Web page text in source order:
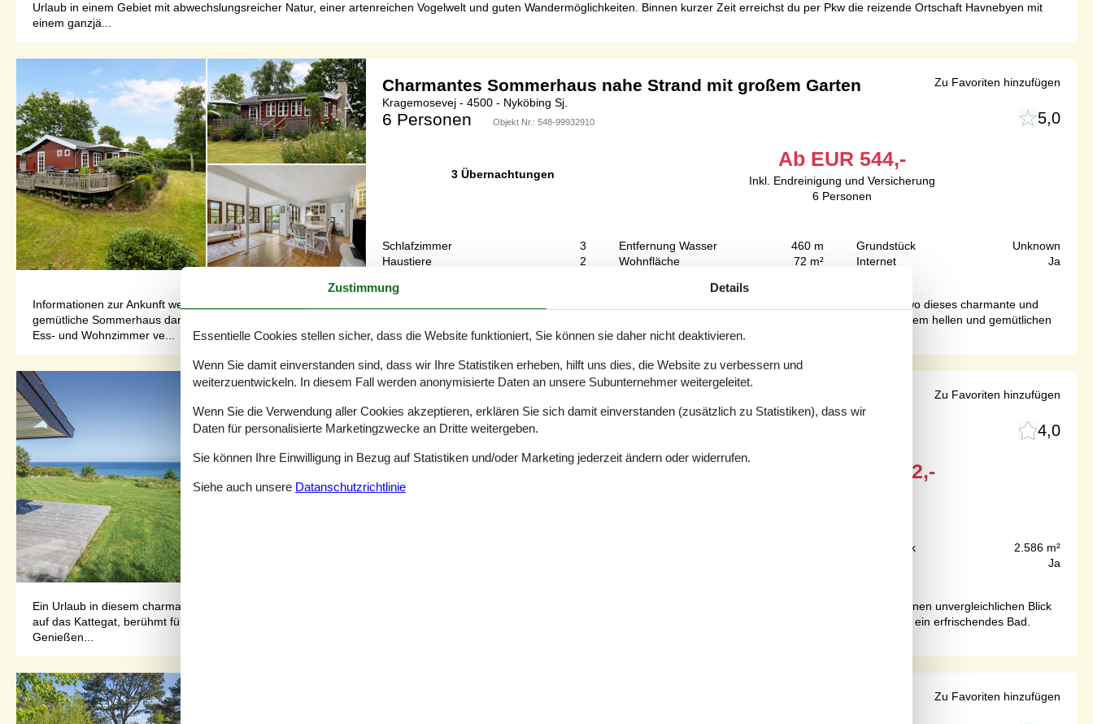
Urlaub in einem Gebiet mit abwechslungsreicher Natur, einer artenreichen Vogelwelt und guten Wandermöglichkeiten. Binnen kurzer Zeit erreichst du per Pkw die reizende Ortschaft Havnebyen mit
einem ganzjä...
Charmantes Sommerhaus nahe Strand mit großem Garten
Kragemosevej - 4500 - Nyköbing Sj.
6 Personen Objekt Nr.: 548-99932910 5,0
3 Übernachtungen
Ab EUR 544,-
Inkl. Endreinigung und Versicherung
6 Personen
Schlafzimmer
3
Haustiere
2
Entfernung Wasser
460 m
Wohnfläche
72 m²
Grundstück
Unknown
Internet
Ja
Informationen zur Ankunft werden 4 Tage vor der Anreise per Nachricht gesendetCharmantes Ferienhaus 450 Meter vom Meer entferntWillkommen in Ebbeløkke Strand, wo dieses charmante und
gemütliche Sommerhaus darauf wartet, Sie willkommen zu heißen. Der Innenraum ist eine wunderbare Kombination aus einer gut ausgestatteten, offenen Küche, die mit dem hellen und gemütlichen
Ess- und Wohnzimmer ve...
Zu Favoriten hinzufügen
Tornbjergvej - Lumsaas - 4500 - Nykøbing Sj
6 Personen Objekt Nr.: 4,0
1.032,-
Grundstück
2.586 m²
Ja
Ein Urlaub in diesem charmanten Ferienhaus verspricht Erholung in einer einzigartigen Lage.Direkt in der ersten Reihe am Lumsås Nordstrand gelegen, bietet das Haus einen unvergleichlichen Blick
auf das Kattegat, berühmt für seine faszinierenden Lichtspiele. Eine private Treppe führt direkt vom Haus hinunter zum Strand, ideal für lange Spaziergänge am Meer oder ein erfrischendes Bad.
Genießen...
Zu Favoriten hinzufügen
Zu Favoriten hinzufügen
Zustimmung Details
Essentielle Cookies stellen sicher, dass die Website funktioniert, Sie können sie daher nicht deaktivieren.
Wenn Sie damit einverstanden sind, dass wir Ihre Statistiken erheben, hilft uns dies, die Website zu verbessern und
weiterzuentwickeln. In diesem Fall werden anonymisierte Daten an unsere Subunternehmer weitergeleitet.
Wenn Sie die Verwendung aller Cookies akzeptieren, erklären Sie sich damit einverstanden (zusätzlich zu Statistiken), dass wir
Daten für personalisierte Marketingzwecke an Dritte weitergeben.
Sie können Ihre Einwilligung in Bezug auf Statistiken und/oder Marketing jederzeit ändern oder widerrufen.
Siehe auch unsere Datanschutzrichtlinie